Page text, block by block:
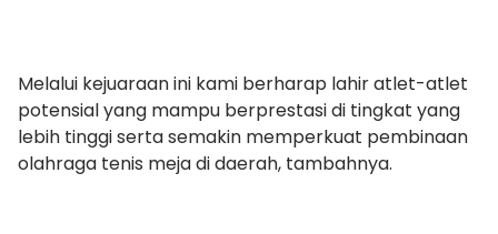
Melalui kejuaraan ini kami berharap lahir atlet-atlet
potensial yang mampu berprestasi di tingkat yang
lebih tinggi serta semakin memperkuat pembinaan
olahraga tenis meja di daerah, tambahnya.